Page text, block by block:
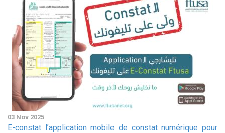
03 Nov 2025
E-constat l’application mobile de constat numérique pour